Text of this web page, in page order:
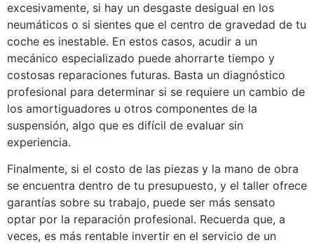
excesivamente, si hay un desgaste desigual en los
neumáticos o si sientes que el centro de gravedad de tu
coche es inestable. En estos casos, acudir a un
mecánico especializado puede ahorrarte tiempo y
costosas reparaciones futuras. Basta un diagnóstico
profesional para determinar si se requiere un cambio de
los amortiguadores u otros componentes de la
suspensión, algo que es difícil de evaluar sin
experiencia.
Finalmente, si el costo de las piezas y la mano de obra
se encuentra dentro de tu presupuesto, y el taller ofrece
garantías sobre su trabajo, puede ser más sensato
optar por la reparación profesional. Recuerda que, a
veces, es más rentable invertir en el servicio de un